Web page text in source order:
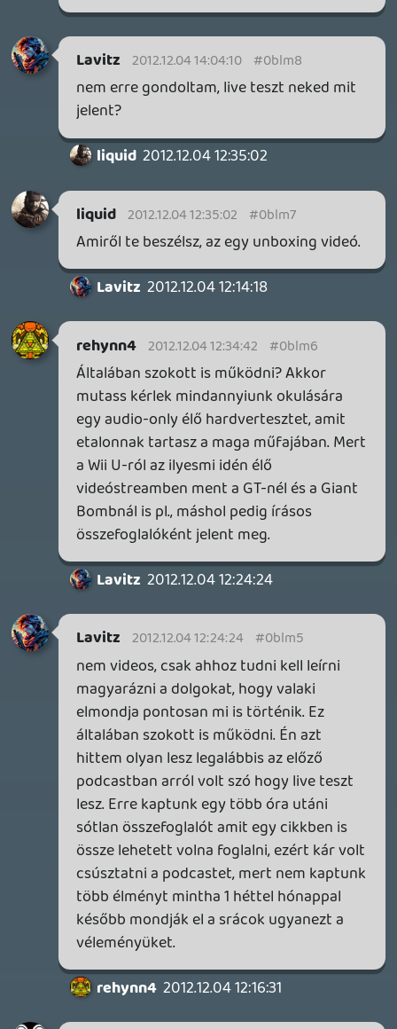
nasty 2012.12.04 02:16:58 #0bllw
🙂
Alwares 2012.12.04 01:32:01 #0bllv
Hát nekem a mostani konzolokban a local
multik eltűnése nekem nagy fájdalom volt.
Alig van olyan játék amiben jót tudnánk
szórakozni haverokkal.
Minden átköltözött netre. Nemcsak hogy
úgy kényelmes játszani vele, arra is van
kitalálva... : /
2012.12.04 01:07:55
Igen, de a Microsoft esetében ott van még
a Gold előfizetés is, ami színtisztán
hozzájuk folyik be és mivel a multizásnak
ez az egyetlen módja, ezt még a warezolók
többsége is fizette (legalábbis azok, akik
neten használták a gépüket). Azzal, hogy a
digitálisan vásárolt tartalmak, az
achievement-ek és a gamerscore mind-
mind profilhoz kötöttek és azt
sokan újra X360-at vettek. Ha teljesen
tiszta lappal kellett volna kezdeniük,
kevesebb érv szólt volna ugyan amellett a
konzol mellett.
Necroman Mk2 2012.12.03 23:54:07
1 / 2
GTA A NETFLIXEN – EZ TÖRTÉNT CSÜTÖRTÖKÖN
Továbbá: Warrior Cats: Clans of the Forest, Onimusha:
Way of the Sword, TOEM 2, Quake remaster.
8
SENARA: THE SACRAMENT
Szektások, mélytengeri rémek és egy realisztikus
óceánjáró. A SENARA-ban első pillantásra minden
megvan, ami a sikerhez kell, ez az összkép azonban
becsapós. 1